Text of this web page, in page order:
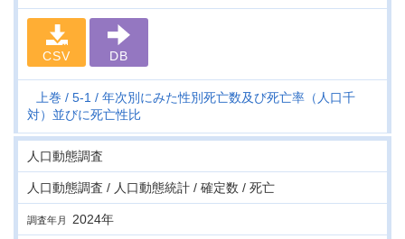
CSV DB
上巻 5-1
年次別にみた性別死亡数及び死亡率（人口千
対）並びに死亡性比
人口動態調査
人口動態調査 / 人口動態統計 / 確定数 / 死亡
調査年月 2024年